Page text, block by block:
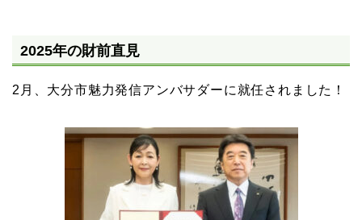
2025年の財前直見
2月、大分市魅力発信アンバサダーに就任されました！